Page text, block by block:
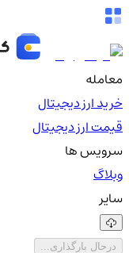
معامله
خرید ارز دیجیتال
قیمت ارز دیجیتال
سرویس ها
وبلاگ
سایر
درحال بارگذاری...